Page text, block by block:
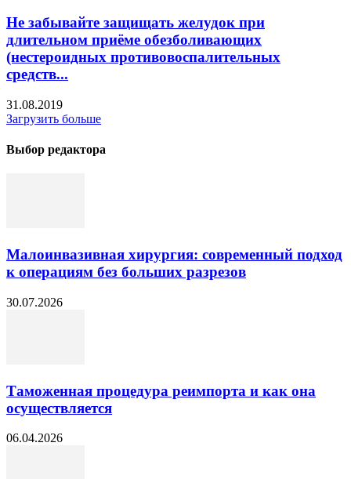
Не забывайте защищать желудок при
длительном приёме обезболивающих
(нестероидных противовоспалительных
средств...
31.08.2019
Загрузить больше
Выбор редактора
Малоинвазивная хирургия: современный подход
к операциям без больших разрезов
30.07.2026
Таможенная процедура реимпорта и как она
осуществляется
06.04.2026